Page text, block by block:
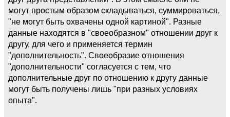
могут простым образом складываться, суммироваться,
"не могут быть охвачены одной картиной". Разные
данные находятся в "своеобразном" отношении друг к
другу, для чего и применяется термин
"дополнительность". Своеобразие отношения
"дополнительности" согласуется с тем, что
дополнительные друг по отношению к другу данные
могут быть получены лишь "при разных условиях
опыта".